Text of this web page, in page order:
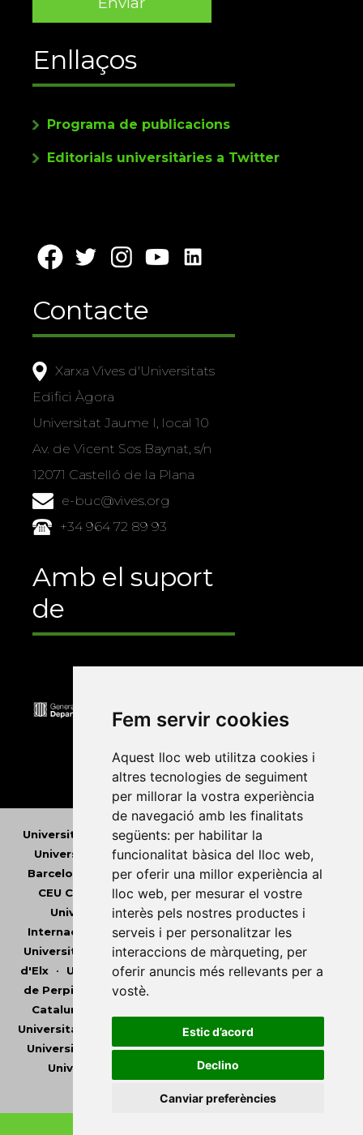
Fem servir cookies
Aquest lloc web utilitza cookies i
altres tecnologies de seguiment
per millorar la vostra experiència
de navegació amb les finalitats
següents: per habilitar la
funcionalitat bàsica del lloc web,
per oferir una millor experiència al
lloc web, per mesurar el vostre
interès pels nostres productes i
serveis i per personalitzar les
interaccions de màrqueting, per
oferir anuncis més rellevants per a
vostè.
Estic d’acord
Declino
Canviar preferències
Enllaços
Programa de publicacions
Editorials universitàries a Twitter
Contacte
Xarxa Vives d'Universitats
Edifici Àgora
Universitat Jaume I, local 10
Av. de Vicent Sos Baynat, s/n
12071 Castelló de la Plana
e-buc@vives.org
+34 964 72 89 93
Amb el suport
de
Universitat Abat Oliba CEU•Universitat d'Alacant
Universitat d'Andorra•Universitat Autònoma de
Barcelona
Universitat de Barcelona•Universitat
CEU Cardenal Herrera
•Universitat de Girona
Universitat de les Illes Balears•Universitat
Internacional de Catalunya •Universitat Jaume I
Universitat de Lleida•Universitat Miguel Hernández
d'Elx• Universitat Oberta de Catalunya•Universitat
de Perpinyà Via Domitia
Catalunya
Universitat Pompeu Fabra
•Universitat Ramon Llull
Universitat Rovira i Virgili•Universitat de Sàsser•
Universitat de València
•Universitat de Vic -